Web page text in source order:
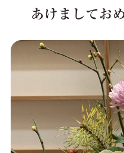
あけましてお